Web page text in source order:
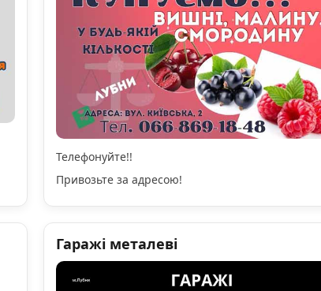
Телефонуйте!!
Привозьте за адресою!
Гаражі металеві